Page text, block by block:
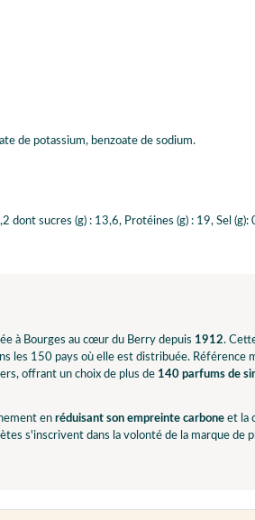
de potassium, benzoate de sodium.
dont sucres (g) : 13,6, Protéines (g) : 19, Sel (g):
à Bourges au cœur du Berry depuis 1912.
les 150 pays où elle est distribuée. Référence
offrant un choix de plus de 140 parfums de
en réduisant son empreinte carbone et la
s'inscrivent dans la volonté de la marque